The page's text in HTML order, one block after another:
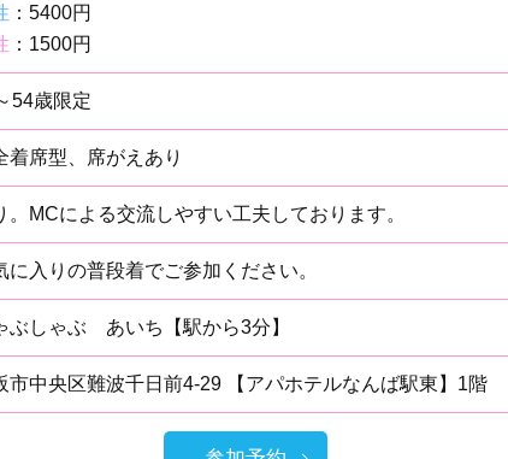
：5400円
：1500円
54歳限定
着席型、席がえあり
。MCによる交流しやすい工夫しております。
に入りの普段着でご参加ください。
ぶしゃぶ あいち【駅から3分】
市中央区難波千日前4-29 【アパホテルなんば駅東】1階